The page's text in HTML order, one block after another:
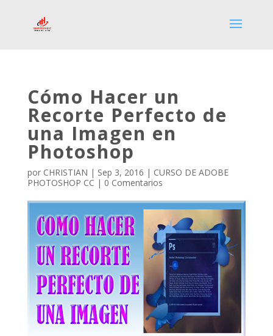
Cómo Hacer un
Recorte Perfecto de
una Imagen en
Photoshop
por CHRISTIAN | Sep 3, 2016 | CURSO DE ADOBE
PHOTOSHOP CC | 0 Comentarios